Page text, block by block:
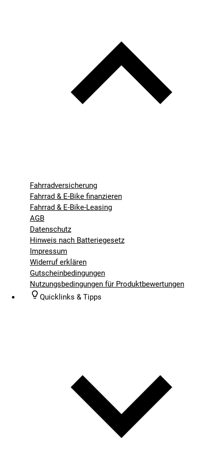
Fahrradversicherung
Fahrrad & E-Bike finanzieren
Fahrrad & E-Bike-Leasing
AGB
Datenschutz
Hinweis nach Batteriegesetz
Impressum
Widerruf erklären
Gutscheinbedingungen
Nutzungsbedingungen für Produktbewertungen
Quicklinks & Tipps